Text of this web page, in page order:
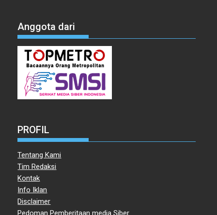
Anggota dari
PROFIL
Tentang Kami
Tim Redaksi
Kontak
Info Iklan
Disclaimer
Pedoman Pemberitaan media Siber